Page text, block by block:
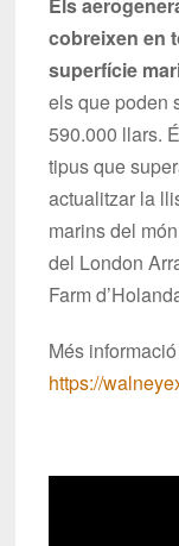
Els
cobreixen en
superfície
els que poden
590.000 llars.
tipus que
actualitzar la
marins del
del London
Farm
Més
https://